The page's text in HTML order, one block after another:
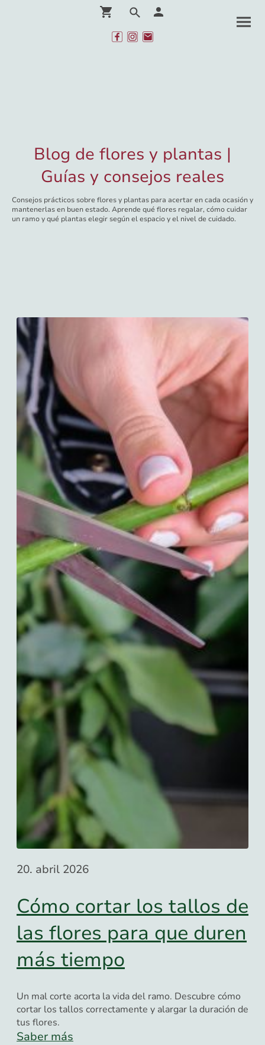
Blog de flores y plantas |
Guías y consejos reales
Consejos prácticos sobre flores y plantas para acertar en cada ocasión y
mantenerlas en buen estado. Aprende qué flores regalar, cómo cuidar
un ramo y qué plantas elegir según el espacio y el nivel de cuidado.
20. abril 2026
Cómo cortar los tallos de
las flores para que duren
más tiempo
Un mal corte acorta la vida del ramo. Descubre cómo
cortar los tallos correctamente y alargar la duración de
tus flores.
Saber más